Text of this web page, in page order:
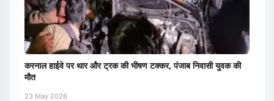
करनाल हाईवे पर थार और ट्रक की भीषण टक्कर, पंजाब निवासी युवक की
मौत
23 May 2026